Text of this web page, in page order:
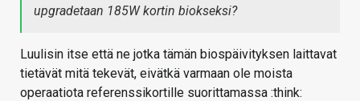
upgradetaan 185W kortin biokseksi?
Luulisin itse että ne jotka tämän biospäivityksen laittavat
tietävät mitä tekevät, eivätkä varmaan ole moista
operaatiota referenssikortille suorittamassa :think: